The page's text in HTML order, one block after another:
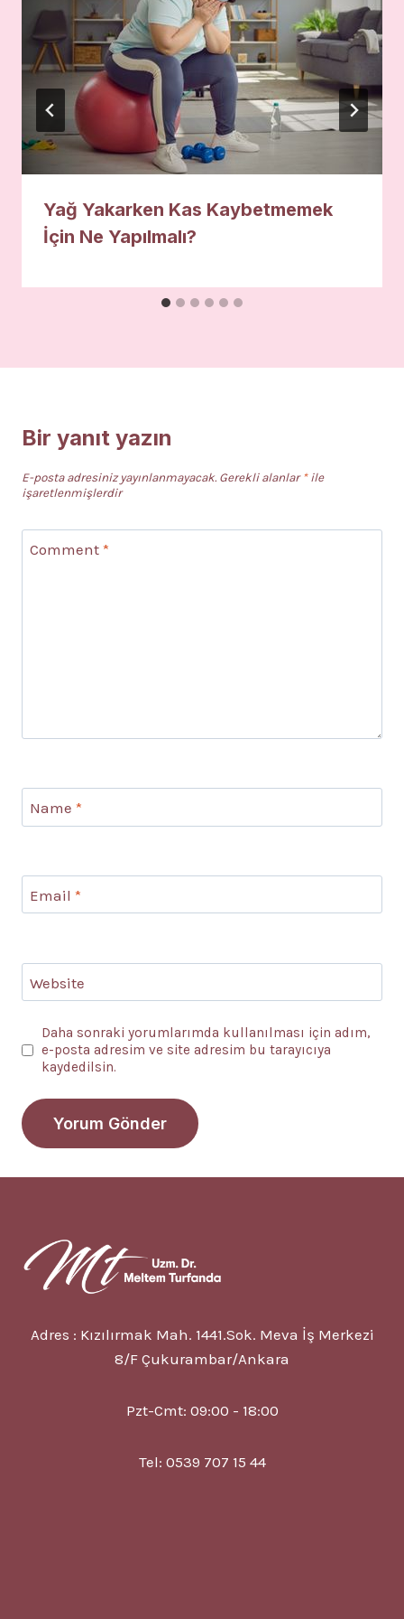
Yağ Yakarken Kas Kaybetmemek
İçin Ne Yapılmalı?
Bir yanıt yazın
E-posta adresiniz yayınlanmayacak. Gerekli alanlar *ile
işaretlenmişlerdir
Comment *
Name *
Email *
Website
Daha sonraki yorumlarımda kullanılması için adım,
e-posta adresim ve site adresim bu tarayıcıya
kaydedilsin.
Adres : Kızılırmak Mah. 1441.Sok. Meva İş Merkezi
8/F Çukurambar/Ankara
Pzt-Cmt: 09:00 - 18:00
Tel: 0539 707 15 44